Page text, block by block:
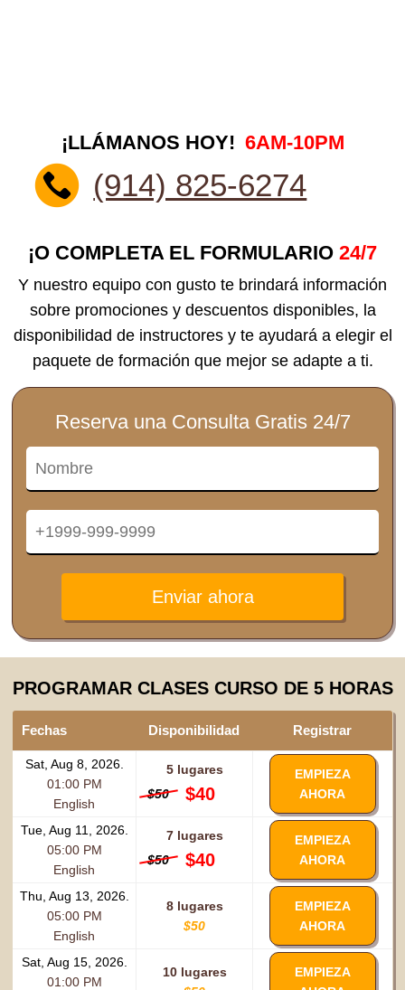
¡LLÁMANOS HOY! 6AM-10PM
(914) 825-6274
¡O COMPLETA EL FORMULARIO 24/7
Y nuestro equipo con gusto te brindará información
sobre promociones y descuentos disponibles, la
disponibilidad de instructores y te ayudará a elegir el
paquete de formación que mejor se adapte a ti.
Reserva una Consulta Gratis 24/7
Enviar ahora
PROGRAMAR CLASES CURSO DE 5 HORAS
Fechas Disponibilidad Registrar
Sat, Aug 8, 2026.
01:00 PM
English
5 lugares
$50
$40
EMPIEZA
AHORA
Tue, Aug 11, 2026.
05:00 PM
English
7 lugares
$50
$40
EMPIEZA
AHORA
Thu, Aug 13, 2026.
05:00 PM
English
8 lugares
$50
EMPIEZA
AHORA
Sat, Aug 15, 2026.
01:00 PM
10 lugares
EMPIEZA